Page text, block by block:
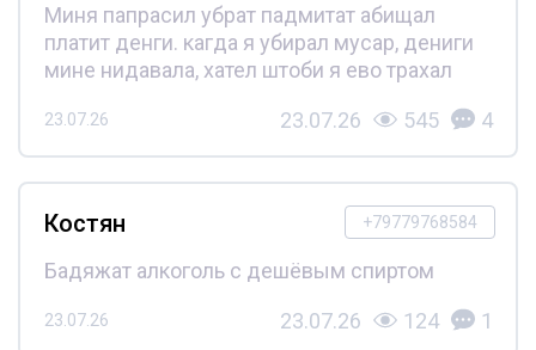
Миня папрасил убрат падмитат абищал
платит денги. кагда я убирал мусар, дениги
мине нидавала, хател штоби я ево трахал
23.07.26 23.07.26 545 4
+79779768584
Костян
Бадяжат алкоголь с дешёвым спиртом
23.07.26 23.07.26 124 1